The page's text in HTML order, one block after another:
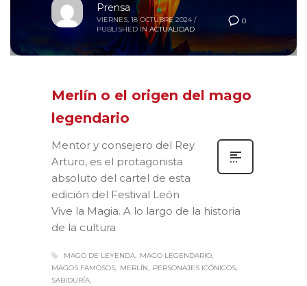
0
Prensa
VIERNES, 18 OCTUBRE 2024 /
PUBLISHED IN ACTUALIDAD
Merlín o el origen del mago
legendario
Mentor y consejero del Rey
Arturo, es el protagonista
absoluto del cartel de esta
edición del Festival León
Vive la Magia. A lo largo de la historia
de la cultura
MAGO DE LEYENDA
MAGO LEGENDARIO
MAGOS FAMOSOS
MERLÍN
PERSONAJES ICÓNICOS
SABIDURÍA